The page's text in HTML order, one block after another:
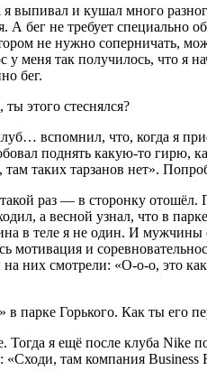
выпивал и кушал много
А бег не требует
не нужно соперничать,
меня так получилось, что я
бег.
этого стеснялся?
вспомнил, что, когда я
поднять какую-то гирю,
таких тарзанов нет».
раз — в сторонку
а весной узнал, что в
в теле я не один. И мужчины
мотивация и
них смотрели: «О-о-о, это
парке Горького. Как ты его
Тогда я ещё после клуба
«Сходи, там компания